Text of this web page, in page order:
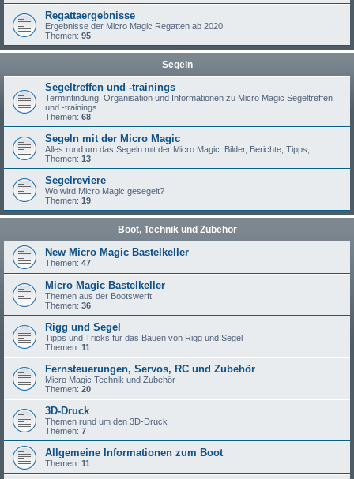
Regattaergebnisse
Ergebnisse der Micro Magic Regatten ab 2020
Themen: 95
Segeln
Segeltreffen und -trainings
Terminfindung, Organisation und Informationen zu Micro Magic Segeltreffen
und -trainings
Themen: 68
Segeln mit der Micro Magic
Alles rund um das Segeln mit der Micro Magic: Bilder, Berichte, Tipps, ...
Themen: 13
Segelreviere
Wo wird Micro Magic gesegelt?
Themen: 19
Boot, Technik und Zubehör
New Micro Magic Bastelkeller
Themen: 47
Micro Magic Bastelkeller
Themen aus der Bootswerft
Themen: 36
Rigg und Segel
Tipps und Tricks für das Bauen von Rigg und Segel
Themen: 11
Fernsteuerungen, Servos, RC und Zubehör
Micro Magic Technik und Zubehör
Themen: 20
3D-Druck
Themen rund um den 3D-Druck
Themen: 7
Allgemeine Informationen zum Boot
Themen: 11